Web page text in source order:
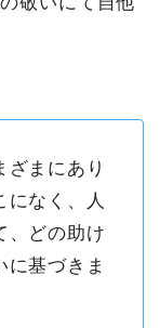
ざまにあり
になく、人
、どの助け
に基づきま